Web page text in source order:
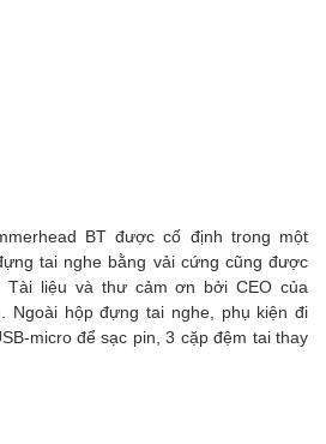
BT được cố định trong một
tai nghe bằng vải cứng cũng được
Tài liệu và thư cảm ơn bởi CEO của
Ngoài hộp đựng tai nghe, phụ kiện đi
micro để sạc pin, 3 cặp đệm tai thay